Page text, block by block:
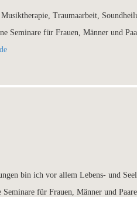
Traumaarbeit,
Seminare für Frauen, Männer und
bin ich vor allem Lebens- und
für Frauen, Männer und